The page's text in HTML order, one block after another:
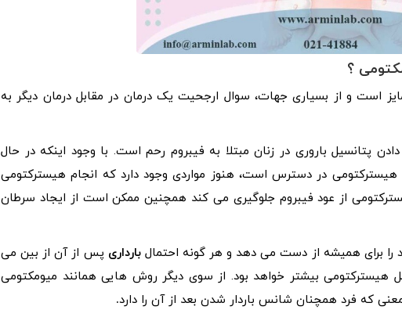
؟
است و از بسیاری جهات، سوال ارجحیت یک درمان در مقابل درمان دیگر به
پتانسیل باروری در زنان مبتلا به فیبروم رحم است. با وجود اینکه در حال
در دسترس است، هنوز مواردی وجود دارد که انجام هیسترکتومی
از عود فیبروم جلوگیری می کند همچنین ممکن است از ایجاد سرطان
را برای همیشه از دست می دهد و هر گونه احتمالبارداری پس از آن از بین می
هیسترکتومی بیشتر خواهد بود. از سوی دیگر روش هایی همانند میومکتومی
که فرد همچنان شانس باردار شدن بعد از آن را دارد.